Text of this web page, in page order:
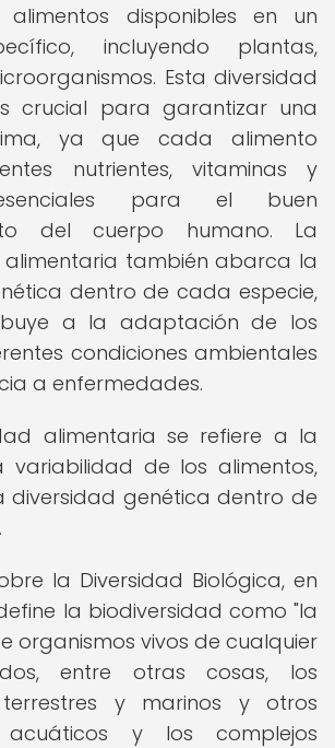
disponibles en un
incluyendo plantas,
Esta diversidad
crucial para garantizar una
ya que cada alimento
nutrientes, vitaminas y
para el buen
del cuerpo humano. La
alimentaria también abarca la
dentro de cada especie,
a la adaptación de los
condiciones ambientales
a enfermedades.
alimentaria se refiere a la
de los alimentos,
diversidad genética dentro de
la Diversidad Biológica, en
la biodiversidad como "la
organismos vivos de cualquier
entre otras cosas, los
terrestres y marinos y otros
acuáticos y los complejos